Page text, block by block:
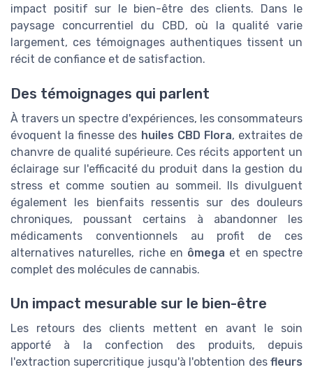
impact positif sur le bien-être des clients. Dans le
paysage concurrentiel du CBD, où la qualité varie
largement, ces témoignages authentiques tissent un
récit de confiance et de satisfaction.
Des témoignages qui parlent
À travers un spectre d'expériences, les consommateurs
évoquent la finesse des huiles CBD Flora, extraites de
chanvre de qualité supérieure. Ces récits apportent un
éclairage sur l'efficacité du produit dans la gestion du
stress et comme soutien au sommeil. Ils divulguent
également les bienfaits ressentis sur des douleurs
chroniques, poussant certains à abandonner les
médicaments conventionnels au profit de ces
alternatives naturelles, riche en ômega et en spectre
complet des molécules de cannabis.
Un impact mesurable sur le bien-être
Les retours des clients mettent en avant le soin
apporté à la confection des produits, depuis
l'extraction supercritique jusqu'à l'obtention des fleurs